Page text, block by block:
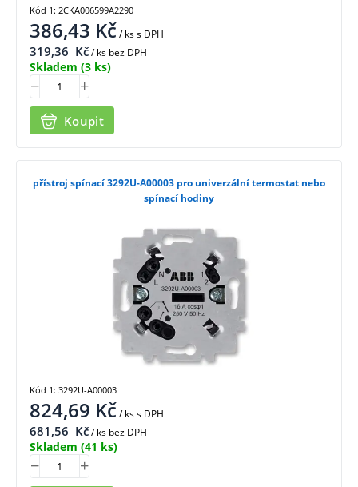
386,43 Kč/ kss DPH
319,36 Kč/ ks bez DPH
Skladem (3 ks)
Koupit
Kód 1: 2CKA006599A2290
přístroj spínací 3292U-A00003 pro univerzální termostat nebo
spínací hodiny
824,69 Kč/ kss DPH
681,56 Kč/ ks bez DPH
Skladem (41 ks)
Kód 1: 3292U-A00003